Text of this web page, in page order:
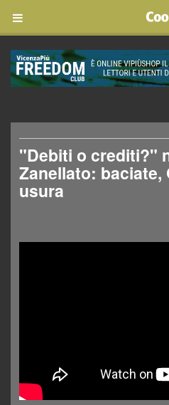
"Debiti o crediti?"
Zanellato: baciate,
usura